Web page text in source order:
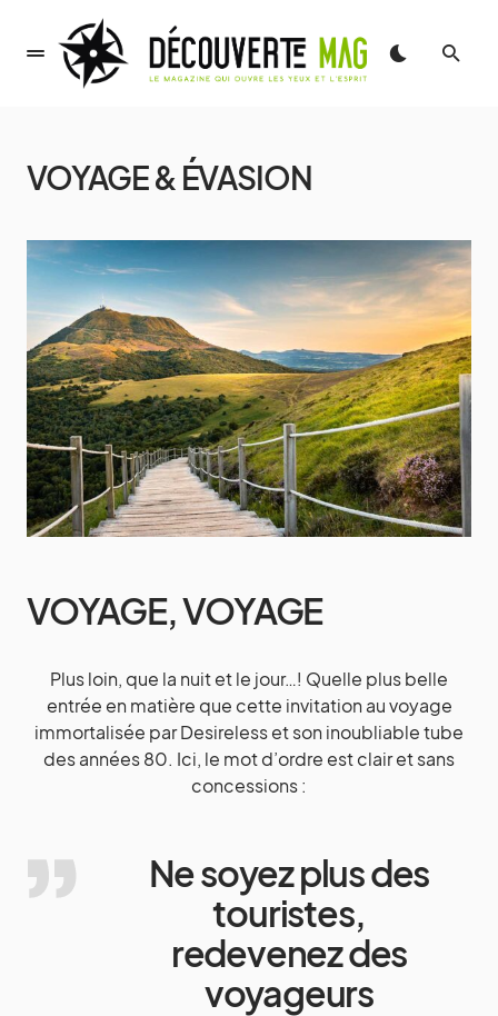
VOYAGE & ÉVASION
VOYAGE, VOYAGE
Plus loin, que la nuit et le jour…! Quelle plus belle
entrée en matière que cette invitation au voyage
immortalisée par Desireless et son inoubliable tube
des années 80. Ici, le mot d’ordre est clair et sans
concessions :
Ne soyez plus des
touristes,
redevenez des
voyageurs